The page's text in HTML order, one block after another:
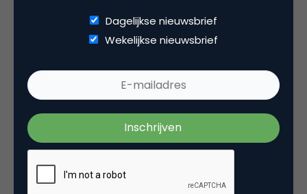
Marketing Design
1 Reactie
WilliamAtrom
Dagelijkse nieuwsbrief
Wekelijkse nieuwsbrief